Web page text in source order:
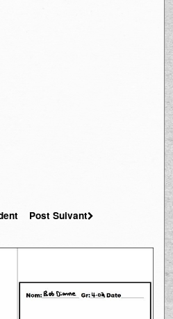
Post Suivant